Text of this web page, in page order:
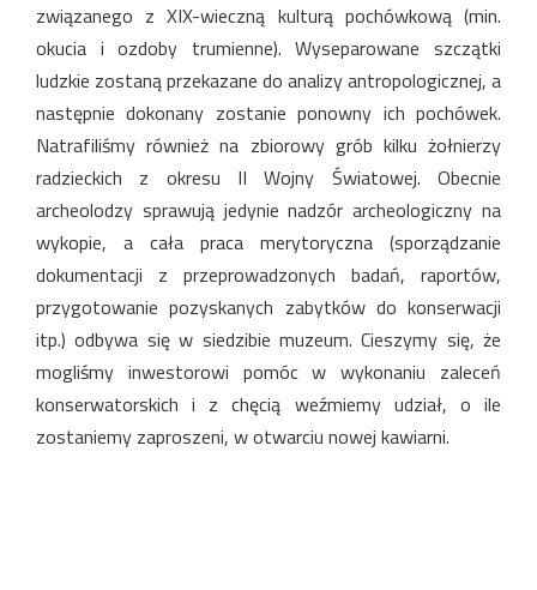
związanego z XIX-wieczną kulturą pochówkową (min.
okucia i ozdoby trumienne). Wyseparowane szczątki
ludzkie zostaną przekazane do analizy antropologicznej, a
następnie dokonany zostanie ponowny ich pochówek.
Natrafiliśmy również na zbiorowy grób kilku żołnierzy
radzieckich z okresu II Wojny Światowej. Obecnie
archeolodzy sprawują jedynie nadzór archeologiczny na
wykopie, a cała praca merytoryczna (sporządzanie
dokumentacji z przeprowadzonych badań, raportów,
przygotowanie pozyskanych zabytków do konserwacji
itp.) odbywa się w siedzibie muzeum. Cieszymy się, że
mogliśmy inwestorowi pomóc w wykonaniu zaleceń
konserwatorskich i z chęcią weźmiemy udział, o ile
zostaniemy zaproszeni, w otwarciu nowej kawiarni.